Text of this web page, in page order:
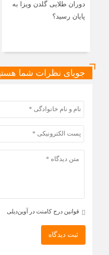
دوران طلایی گلدن ویزا به
پایان رسید؟
جویای نظرات شما
قوانین درج کامنت در آوین‌دیلی
ثبت دیدگاه